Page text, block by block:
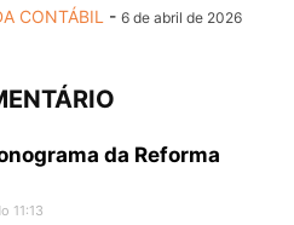
CONTÁBIL - 6 de abril de 2026
da Reforma
11:13